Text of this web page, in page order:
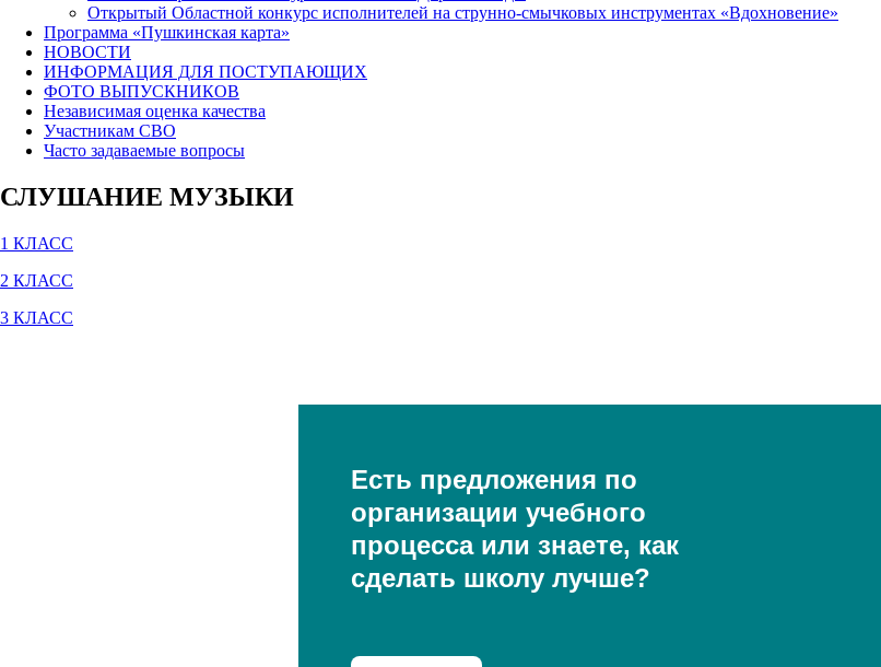
Открытый Областной конкурс исполнителей на струнно-смычковых инструментах «Вдохновение»
Программа «Пушкинская карта»
НОВОСТИ
ИНФОРМАЦИЯ ДЛЯ ПОСТУПАЮЩИХ
ФОТО ВЫПУСКНИКОВ
Независимая оценка качества
Участникам СВО
Часто задаваемые вопросы
СЛУШАНИЕ МУЗЫКИ
1 КЛАСС
2 КЛАСС
3 КЛАСС
Есть предложения по
организации учебного
процесса или знаете, как
сделать школу лучше?